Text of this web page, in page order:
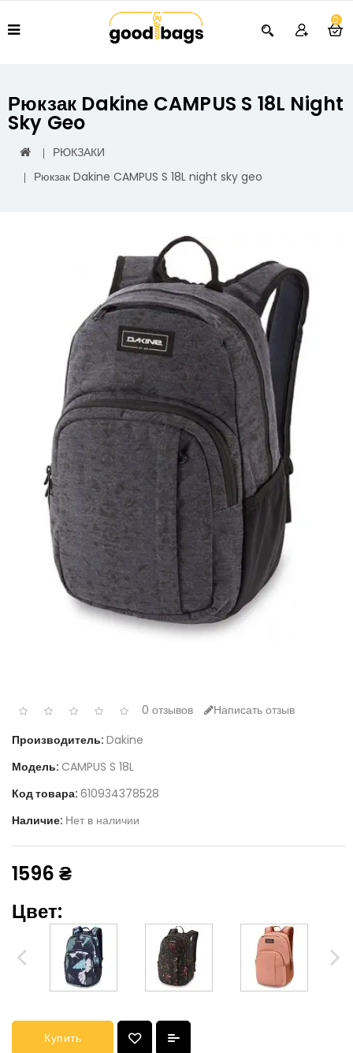
0
Рюкзак Dakine CAMPUS S 18L Night
Sky Geo
РЮКЗАКИ
Рюкзак Dakine CAMPUS S 18L night sky geo
0 отзывов
Написать отзыв
Производитель: Dakine
Модель: CAMPUS S 18L
Код товара: 610934378528
Наличие: Нет в наличии
1596 ₴
Цвет:
Купить